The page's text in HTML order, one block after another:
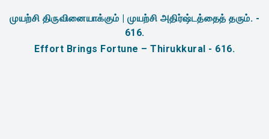
முயற்சி திருவினையாக்கும் | முயற்சி அதிர்ஷ்டத்தைத் தரும். -
616.
Effort Brings Fortune – Thirukkural - 616.